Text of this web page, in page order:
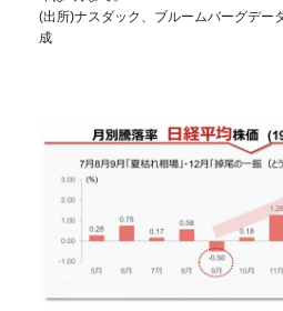
(出所)ナスダック、ブルームバーグデー
成